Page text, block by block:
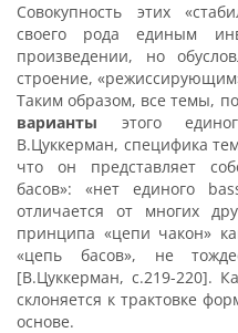
Совокупность этих
своего рода единым
произведении, но
строение,
Таким образом, все темы,
варианты этого
В.Цуккерман, специфика
что он представляет
басов»: «нет единого
отличается от многих
принципа «цепи чакон»
«цепь басов», не
[В.Цуккерман, с.219-220].
склоняется к трактовке
основе.